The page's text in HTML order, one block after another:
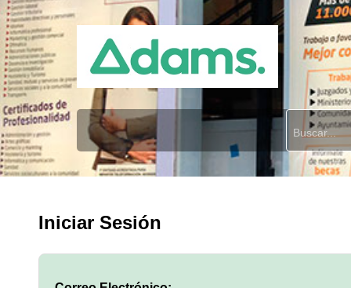
Iniciar Sesión